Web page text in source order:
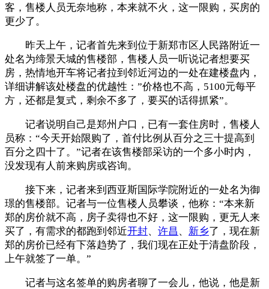
客，售楼人员无奈地称，本来就不火，这一限购，买房的
更少了。
昨天上午，记者首先来到位于新郑市区人民路附近一
处名为缔景天城的售楼部，售楼人员一听说记者想要买
房，热情地开车将记者拉到邻近河边的一处在建楼盘内，
详细讲解该处楼盘的优越性：”价格也不高，5100元每平
方，还都是复式，剩余不多了，要买的话得抓紧”。
记者说明自己是郑州户口，已有一套住房时，售楼人
员称：“今天开始限购了，首付比例从百分之三十提高到
百分之四十了。”记者在该售楼部采访的一个多小时内，
没发现有人前来购房或咨询。
接下来，记者来到西亚斯国际学院附近的一处名为御
璟的售楼部。记者与一位售楼人员攀谈，他称：“本来新
郑的房价就不高，房子卖得也不好，这一限购，更无人来
买了，有需求的都跑到邻近开封、 许昌 、 新乡了，现在新
郑的房价已经有下落趋势了，我们现在正处于清盘阶段，
上午就签了一单。”
记者与这名签单的购房者聊了一会儿，他说，他是新